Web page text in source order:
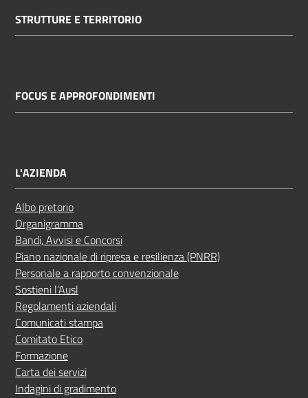
STRUTTURE E TERRITORIO
FOCUS E APPROFONDIMENTI
L'AZIENDA
Albo pretorio
Organigramma
Bandi, Avvisi e Concorsi
Piano nazionale di ripresa e resilienza (PNRR)
Personale a rapporto convenzionale
Sostieni l’Ausl
Regolamenti aziendali
Comunicati stampa
Comitato Etico
Formazione
Carta dei servizi
Indagini di gradimento